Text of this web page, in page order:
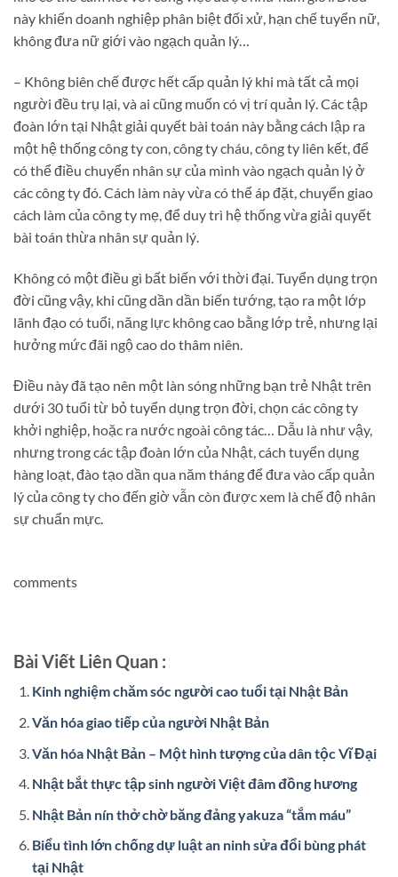
này khiến doanh nghiệp phân biệt đối xử, hạn chế tuyển nữ,
không đưa nữ giới vào ngạch quản lý…
– Không biên chế được hết cấp quản lý khi mà tất cả mọi
người đều trụ lại, và ai cũng muốn có vị trí quản lý. Các tập
đoàn lớn tại Nhật giải quyết bài toán này bằng cách lập ra
một hệ thống công ty con, công ty cháu, công ty liên kết, để
có thể điều chuyển nhân sự của mình vào ngạch quản lý ở
các công ty đó. Cách làm này vừa có thể áp đặt, chuyển giao
cách làm của công ty mẹ, để duy trì hệ thống vừa giải quyết
bài toán thừa nhân sự quản lý.
Không có một điều gì bất biến với thời đại. Tuyển dụng trọn
đời cũng vậy, khi cũng dần dần biến tướng, tạo ra một lớp
lãnh đạo có tuổi, năng lực không cao bằng lớp trẻ, nhưng lại
hưởng mức đãi ngộ cao do thâm niên.
Điều này đã tạo nên một làn sóng những bạn trẻ Nhật trên
dưới 30 tuổi từ bỏ tuyển dụng trọn đời, chọn các công ty
khởi nghiệp, hoặc ra nước ngoài công tác… Dẫu là như vậy,
nhưng trong các tập đoàn lớn của Nhật, cách tuyển dụng
hàng loạt, đào tạo dần qua năm tháng để đưa vào cấp quản
lý của công ty cho đến giờ vẫn còn được xem là chế độ nhân
sự chuẩn mực.
comments
Bài Viết Liên Quan :
Kinh nghiệm chăm sóc người cao tuổi tại Nhật Bản
Văn hóa giao tiếp của người Nhật Bản
Văn hóa Nhật Bản – Một hình tượng của dân tộc Vĩ Đại
Nhật bắt thực tập sinh người Việt đâm đồng hương
Nhật Bản nín thở chờ băng đảng yakuza “tắm máu”
Biểu tình lớn chống dự luật an ninh sửa đổi bùng phát
tại Nhật